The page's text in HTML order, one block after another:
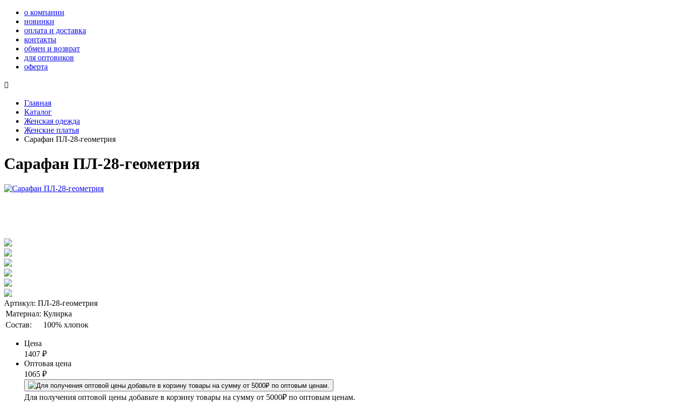
о компании
новинки
оплата и доставка
контакты
обмен и возврат
для оптовиков
оферта

Главная
Каталог
Женская одежда
Женские платья
Сарафан ПЛ-28-геометрия
Сарафан ПЛ-28-геометрия
Артикул: ПЛ-28-геометрия
Материал: Кулирка
Состав:
100% хлопок
Цена
1407 ₽
Оптовая цена
1065 ₽
Для получения оптовой цены добавьте в корзину товары на сумму от 5000₽ по оптовым ценам.